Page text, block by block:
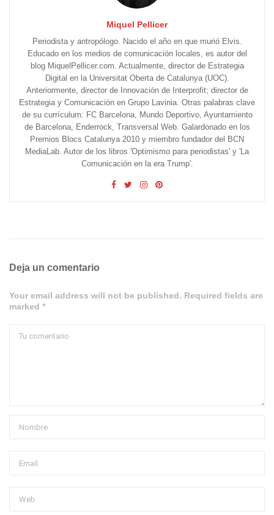
Miquel Pellicer
Periodista y antropólogo. Nacido el año en que murió Elvis.
Educado en los medios de comunicación locales, es autor del
blog MiquelPellicer.com. Actualmente, director de Estrategia
Digital en la Universitat Oberta de Catalunya (UOC).
Anteriormente, director de Innovación de Interprofit; director de
Estrategia y Comunicación en Grupo Lavinia. Otras palabras clave
de su currículum: FC Barcelona, Mundo Deportivo, Ayuntamiento
de Barcelona, Enderrock, Transversal Web. Galardonado en los
Premios Blocs Catalunya 2010 y miembro fundador del BCN
MediaLab. Autor de los libros 'Optimismo para periodistas' y 'La
Comunicación en la era Trump'.
Deja un comentario
Your email address will not be published. Required fields are
marked *